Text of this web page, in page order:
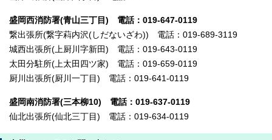
盛岡西消防署(青山三丁目) 電話：019-647-0119
繋出張所(繋字萪内沢(しだないざわ)) 電話：019-689-3119
城西出張所(上厨川字新田) 電話：019-643-0119
太田分駐所(上太田四ツ家) 電話：019-659-0119
厨川出張所(厨川一丁目) 電話：019-641-0119
盛岡南消防署(三本柳10) 電話：019-637-0119
仙北出張所(仙北三丁目) 電話：019-634-0119